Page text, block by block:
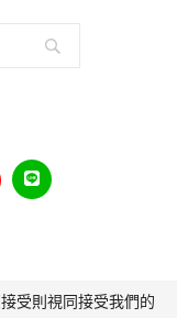
轉載 All Right Reserved.
受則視同接受我們的